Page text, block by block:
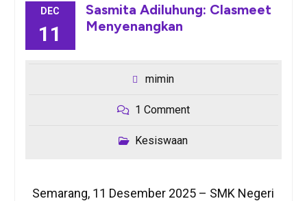
DEC
11
Sasmita Adiluhung: Clasmeet
Menyenangkan
mimin
1 Comment
Kesiswaan
Semarang, 11 Desember 2025 – SMK Negeri